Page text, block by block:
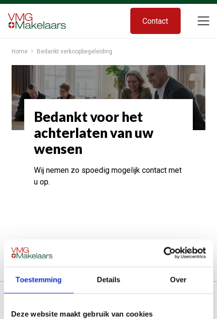
Toestemming Details Over
Deze website maakt gebruik van cookies
Contact
Home Bedankt verkoopbegeleiding
Bedankt voor het
achterlaten van uw
wensen
Wij nemen zo spoedig mogelijk contact met
u op.